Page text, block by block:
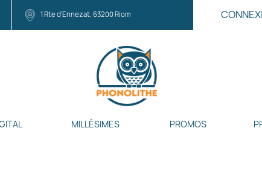
1 Rte d'Ennezat, 63200 Riom
MILLÉSIMES PROMOS